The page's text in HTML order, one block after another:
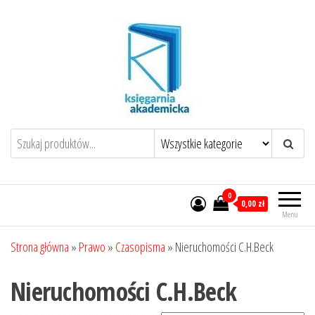
Menu
0
0,00 zł
Strona główna » Prawo » Czasopisma » Nieruchomości C.H.Beck
Nieruchomości C.H.Beck